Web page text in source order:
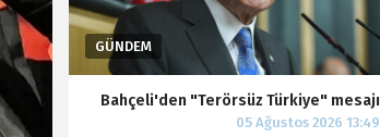
Bahçeli'den "Terörsüz Türkiye" mesajı